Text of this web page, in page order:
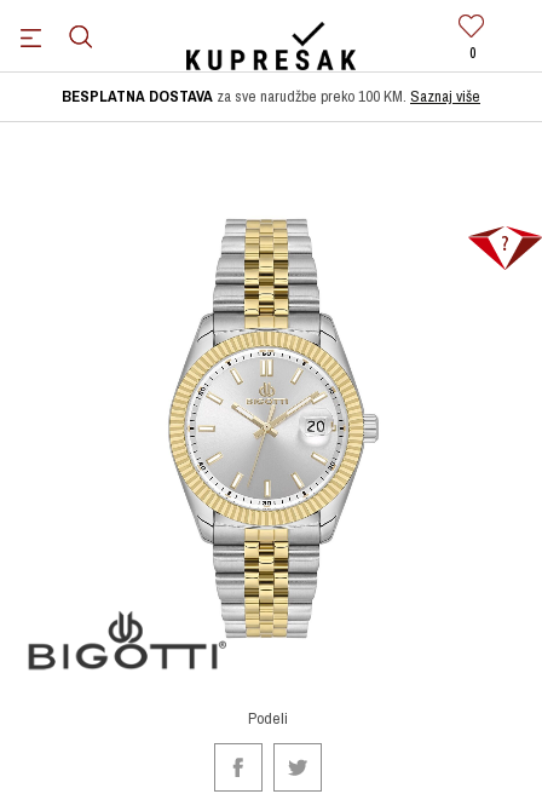
0
BESPLATNA DOSTAVA za sve narudžbe preko 100 KM. Saznaj više
Podeli